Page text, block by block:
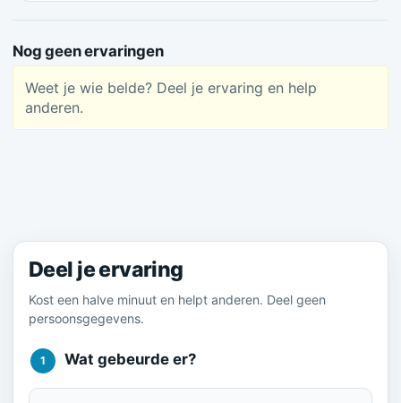
Nog geen ervaringen
Weet je wie belde? Deel je ervaring en help
anderen.
Deel je ervaring
Kost een halve minuut en helpt anderen. Deel geen
persoonsgegevens.
1 Wat gebeurde er?